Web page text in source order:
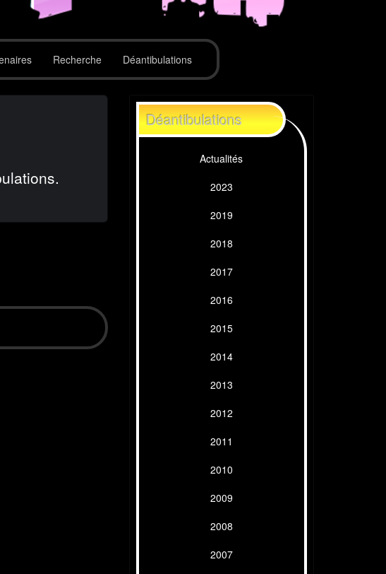
Recherche Déantibulations
Déantibulations
Actualités
2023
2019
2018
2017
2016
2015
2014
2013
2012
2011
2010
2009
2008
2007